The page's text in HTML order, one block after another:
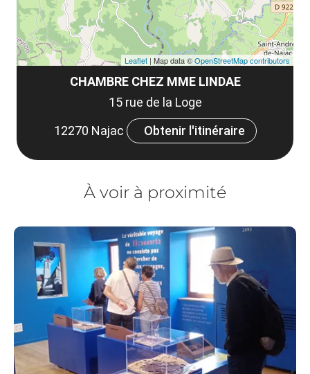
CHAMBRE CHEZ MME LINDAE
15 rue de la Loge
12270 Najac
Obtenir l'itinéraire
Leaflet | Map data ©OpenStreetMap contributors
À voir à proximité